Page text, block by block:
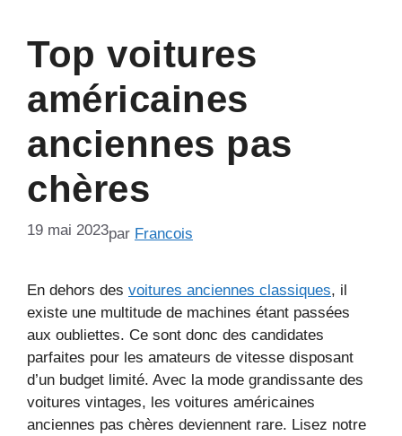
Top voitures
américaines
anciennes pas
chères
19 mai 2023par Francois
En dehors des voitures anciennes classiques, il
existe une multitude de machines étant passées
aux oubliettes. Ce sont donc des candidates
parfaites pour les amateurs de vitesse disposant
d’un budget limité. Avec la mode grandissante des
voitures vintages, les voitures américaines
anciennes pas chères deviennent rare. Lisez notre